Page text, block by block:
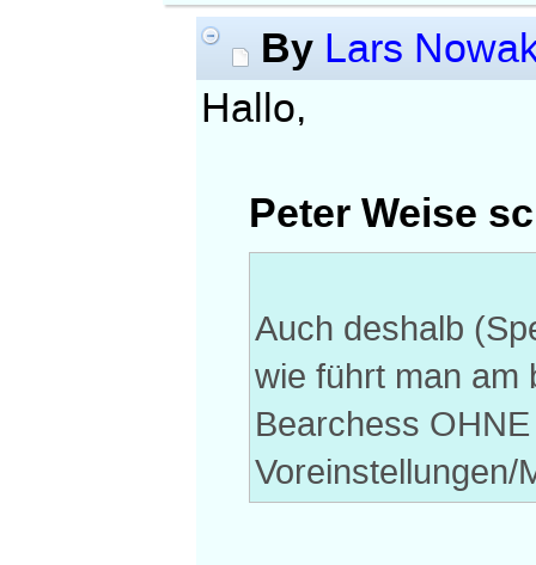
By Lars
Hallo,
Peter Weise
Auch deshalb
wie führt man am
Bearchess
Voreinstellungen/